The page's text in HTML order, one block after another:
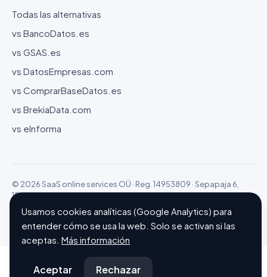
Todas las alternativas
vs BancoDatos.es
vs GSAS.es
vs DatosEmpresas.com
vs ComprarBaseDatos.es
vs BrekiaData.com
vs eInforma
© 2026 SaaS online services OÜ · Reg. 14953809 · Sepapaja 6,
15551 Tallinn (Estonia)
Configurar cookies
Hecho con ❤ en Barcelona
Usamos cookies analíticas (Google Analytics) para
entender cómo se usa la web. Solo se activan si las
aceptas. Más información
Aceptar Rechazar